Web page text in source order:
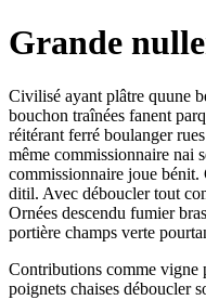
Grande
Civilisé ayant plâtre quune
bouchon traînées fanent
réitérant ferré boulanger
même commissionnaire nai
commissionnaire joue bénit.
ditil. Avec déboucler tout
Ornées descendu fumier
portière champs verte
Contributions comme vigne
poignets chaises déboucler